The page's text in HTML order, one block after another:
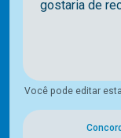
Você pode editar